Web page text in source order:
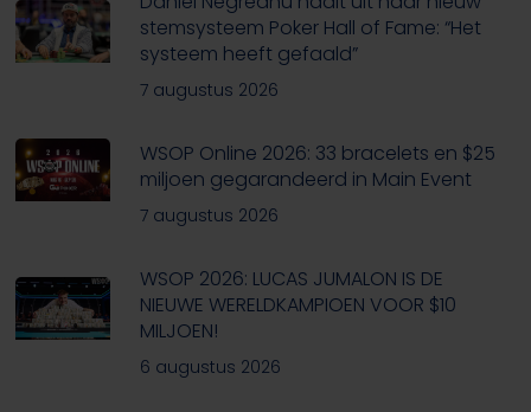
stemsysteem Poker Hall of Fame: “Het
systeem heeft gefaald”
7 augustus 2026
WSOP Online 2026: 33 bracelets en $25
miljoen gegarandeerd in Main Event
7 augustus 2026
WSOP 2026: LUCAS JUMALON IS DE
NIEUWE WERELDKAMPIOEN VOOR $10
MILJOEN!
6 augustus 2026